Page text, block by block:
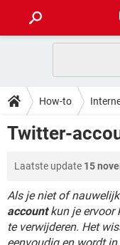
INSTAGRAM
NETFLIX
HOW-TO
VIDEOBELLEN
INSTAGRAM
NETFLIX
GRATIS
TIKTOK
DOWNLOADS
NETFLIX
GRATIS
FORUM
VIDEOBELLEN
INSTAGRAM
NETFLIX
ARTIKELEN
VIDEOBELLEN
How-to
Twitter-
Laatste update 15
Als je niet of
accountkun je ervoor
te verwijderen. Het